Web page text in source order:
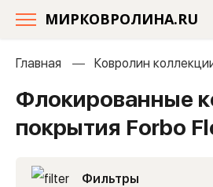
МИРКОВРОЛИНА.RU
Главная Ковролин
Флокированные
покрытия Forbo
Фильтры